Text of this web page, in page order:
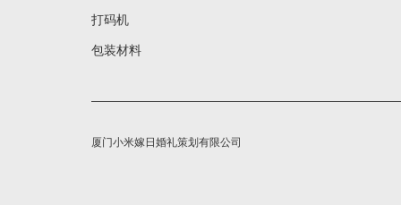
打码机
包装材料
厦门小米嫁日婚礼策划有限公司